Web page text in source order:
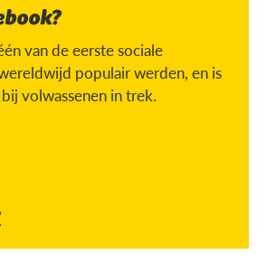
van de eerste sociale
populair werden, en is
volwassenen in trek.